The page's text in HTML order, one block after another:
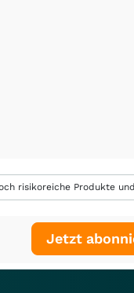
risikoreiche Produkte
Jetzt